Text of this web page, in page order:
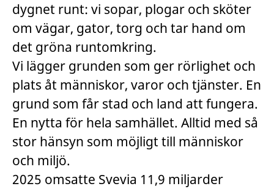
dygnet runt: vi sopar, plogar och sköter
om vägar, gator, torg och tar hand om
det gröna runtomkring.
Vi lägger grunden som ger rörlighet och
plats åt människor, varor och tjänster. En
grund som får stad och land att fungera.
En nytta för hela samhället. Alltid med så
stor hänsyn som möjligt till människor
och miljö.
2025 omsatte Svevia 11,9 miljarder